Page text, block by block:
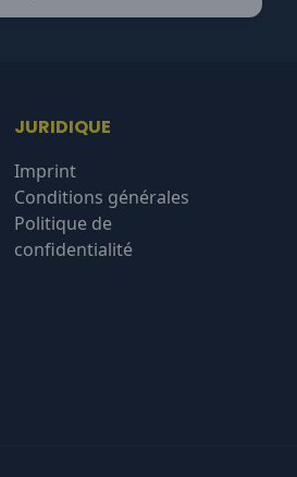
JURIDIQUE
Imprint
Conditions générales
Politique de
confidentialité